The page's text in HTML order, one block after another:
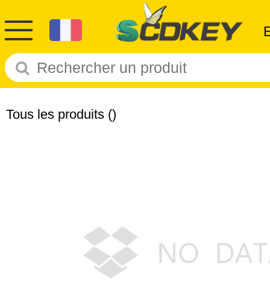
Tous les produits ()